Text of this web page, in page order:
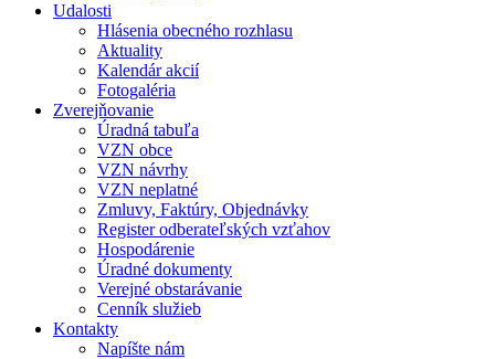
Udalosti
Hlásenia obecného rozhlasu
Aktuality
Kalendár akcií
Fotogaléria
Zverejňovanie
Úradná tabuľa
VZN obce
VZN návrhy
VZN neplatné
Zmluvy, Faktúry, Objednávky
Register odberateľských vzťahov
Hospodárenie
Úradné dokumenty
Verejné obstarávanie
Cenník služieb
Kontakty
Napíšte nám